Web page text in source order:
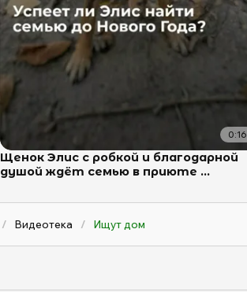
0:16
Щенок Элис с робкой и благодарной
душой ждёт семью в приюте ...
/ Видеотека / Ищут дом